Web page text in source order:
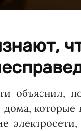
объяснил,
которые